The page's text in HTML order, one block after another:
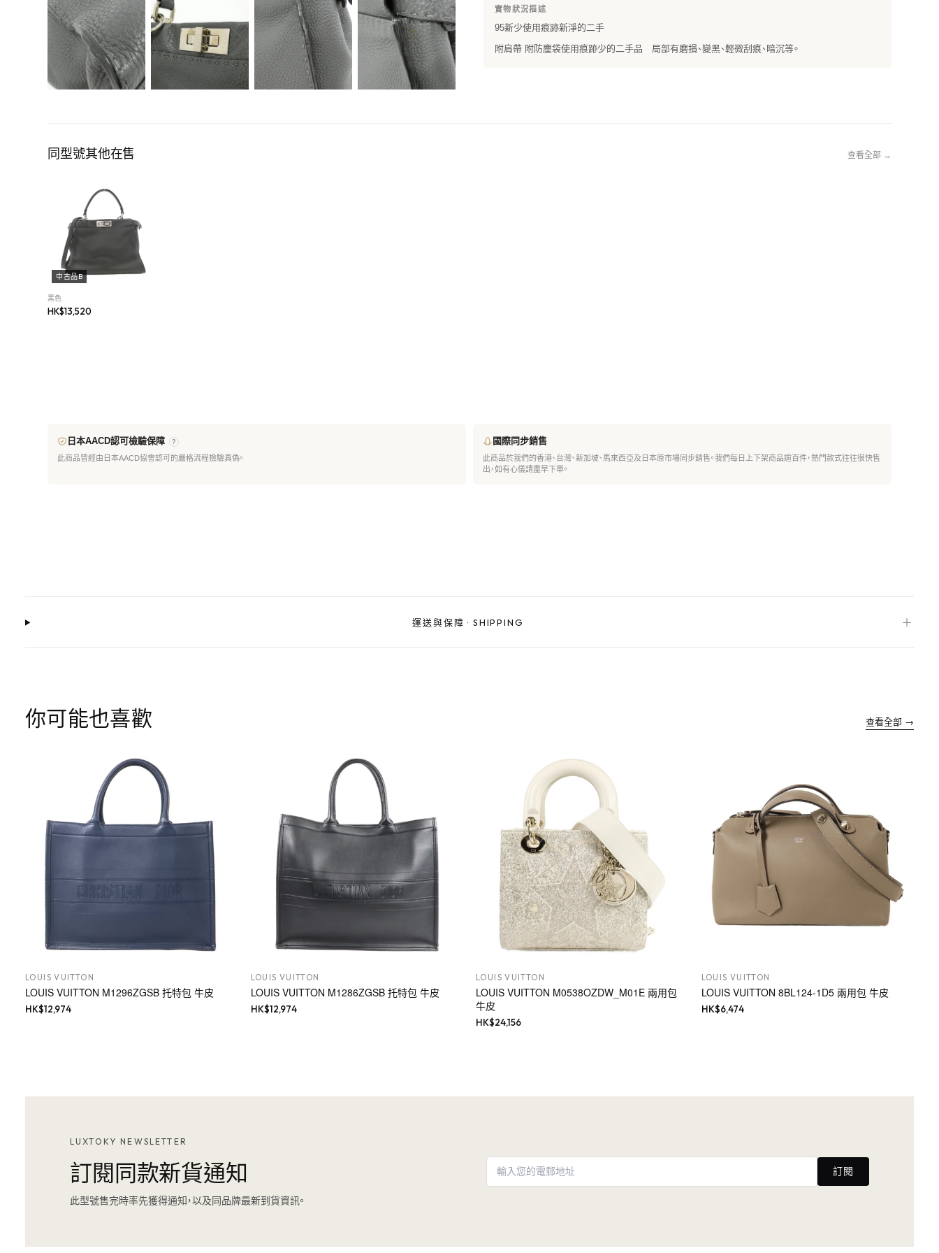
實物狀況描述
95新少使用痕跡新淨的二手
附肩帶 附防塵袋使用痕跡少的二手品 局部有磨損、變黑、輕微刮痕、暗沉等。
同型號其他在售 查看全部 →
中古品B
黑色
HK$13,520
日本AACD認可檢驗保障 ?
此商品曾經由日本AACD協會認可的嚴格流程檢驗真偽。
國際同步銷售
此商品於我們的香港、台灣、新加坡、馬來西亞及日本原市場同步銷售。我們每日上下架商品逾百件，熱門款式往往很快售
出，如有心儀請盡早下單。
運送與保障 · SHIPPING ＋
你可能也喜歡 查看全部 →
LOUIS VUITTON
LOUIS VUITTON M1296ZGSB 托特包 牛皮
HK$12,974
LOUIS VUITTON
LOUIS VUITTON M1286ZGSB 托特包 牛皮
HK$12,974
LOUIS VUITTON
LOUIS VUITTON M0538OZDW_M01E 兩用包
牛皮
HK$24,156
LOUIS VUITTON
LOUIS VUITTON 8BL124-1D5 兩用包 牛皮
HK$6,474
LUXTOKY NEWSLETTER
訂閱同款新貨通知
此型號售完時率先獲得通知，以及同品牌最新到貨資訊。
訂閱